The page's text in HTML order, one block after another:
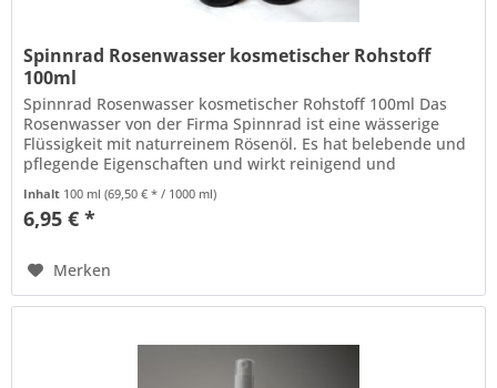
Spinnrad Rosenwasser kosmetischer Rohstoff
100ml
Spinnrad Rosenwasser kosmetischer Rohstoff 100ml Das
Rosenwasser von der Firma Spinnrad ist eine wässerige
Flüssigkeit mit naturreinem Rösenöl. Es hat belebende und
pflegende Eigenschaften und wirkt reinigend und
Inhalt 100 ml(69,50 € * / 1000 ml)
6,95 € *
Merken